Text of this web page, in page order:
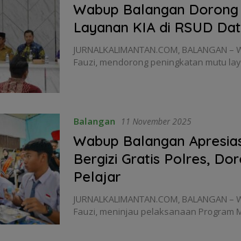
Wabup Balangan
Layanan KIA di RSUD
JURNALKALIMANTAN.COM, BALANGAN
Fauzi, mendorong peningkatan mutu
Balangan 11 November 2025
Wabup Balangan
Bergizi Gratis Polres,
Pelajar
JURNALKALIMANTAN.COM, BALANGAN
Fauzi, meninjau pelaksanaan Program